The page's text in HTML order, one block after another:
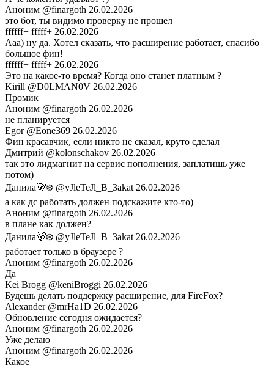
Аноним @finargoth 26.02.2026
это бот, ты видимо проверку не прошел
ffffff+ fffff+ 26.02.2026
Ааа) ну да. Хотел сказать, что расширение работает, спасибо
большое фин!
ffffff+ fffff+ 26.02.2026
Это на какое-то время? Когда оно станет платным ?
Kirill @D0LMAN0V 26.02.2026
Промик
Аноним @finargoth 26.02.2026
не планируется
Egor @Eone369 26.02.2026
Фин красавчик, если никто не сказал, круто сделал
Дмитрий @kolonschakov 26.02.2026
так это лидмагнит на сервис пополнения, заплатишь уже
потом)
Данила🐻‍❄️ @yJleTeJl_B_3akat 26.02.2026
а как дс работать должен подскажите кто-то)
Аноним @finargoth 26.02.2026
в плане как должен?
Данила🐻‍❄️ @yJleTeJl_B_3akat 26.02.2026
работает только в браузере ?
Аноним @finargoth 26.02.2026
Да
Kei Brogg @keniBroggi 26.02.2026
Будешь делать поддержку расширение, для FireFox?
Alexander @mrHa1D 26.02.2026
Обновление сегодня ожидается?
Аноним @finargoth 26.02.2026
Уже делаю
Аноним @finargoth 26.02.2026
Какое